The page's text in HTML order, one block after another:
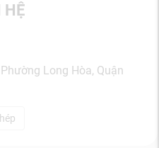
HỆ
Long Hòa, Quận